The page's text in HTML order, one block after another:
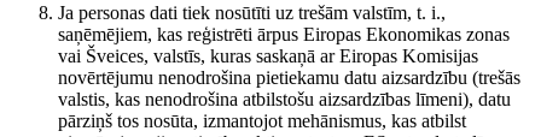
Ja personas dati tiek nosūtīti uz trešām valstīm, t. i.,
saņēmējiem, kas reģistrēti ārpus Eiropas Ekonomikas zonas
vai Šveices, valstīs, kuras saskaņā ar Eiropas Komisijas
novērtējumu nenodrošina pietiekamu datu aizsardzību (trešās
valstis, kas nenodrošina atbilstošu aizsardzības līmeni), datu
pārziņš tos nosūta, izmantojot mehānismus, kas atbilst